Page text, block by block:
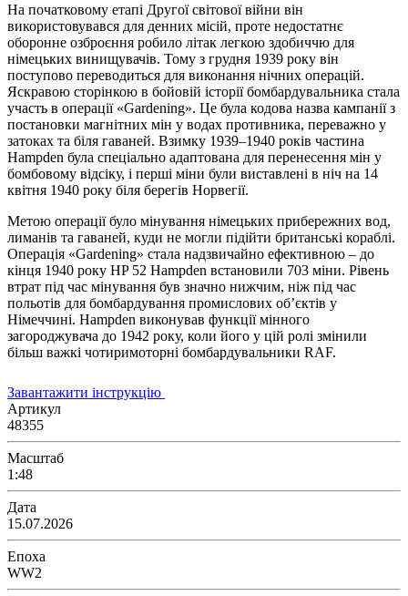
На початковому етапі Другої світової війни він
використовувався для денних місій, проте недостатнє
оборонне озброєння робило літак легкою здобиччю для
німецьких винищувачів. Тому з грудня 1939 року він
поступово переводиться для виконання нічних операцій.
Яскравою сторінкою в бойовій історії бомбардувальника стала
участь в операції «Gardening». Це була кодова назва кампанії з
постановки магнітних мін у водах противника, переважно у
затоках та біля гаваней. Взимку 1939–1940 років частина
Hampden була спеціально адаптована для перенесення мін у
бомбовому відсіку, і перші міни були виставлені в ніч на 14
квітня 1940 року біля берегів Норвегії.
Метою операції було мінування німецьких прибережних вод,
лиманів та гаваней, куди не могли підійти британські кораблі.
Операція «Gardening» стала надзвичайно ефективною – до
кінця 1940 року HP 52 Hampden встановили 703 міни. Рівень
втрат під час мінування був значно нижчим, ніж під час
польотів для бомбардування промислових об’єктів у
Німеччині. Hampden виконував функції мінного
загороджувача до 1942 року, коли його у цій ролі змінили
більш важкі чотиримоторні бомбардувальники RAF.
Завантажити інструкцію
Артикул
48355
Масштаб
1:48
Дата
15.07.2026
Епоха
WW2